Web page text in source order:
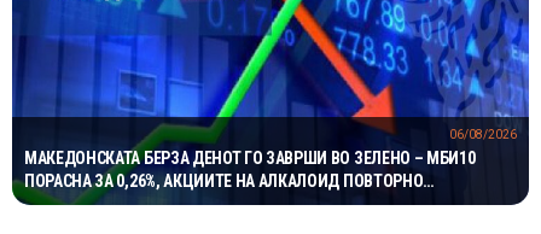
МАКЕДОНСКАТА БЕРЗА ДЕНОТ ГО ЗАВРШИ ВО ЗЕЛЕНО – МБИ10
ПОРАСНА ЗА 0,26%, АКЦИИТЕ НА АЛКАЛОИД ПОВТОРНО
НАЈТРГУВАНИ
06/08/2026